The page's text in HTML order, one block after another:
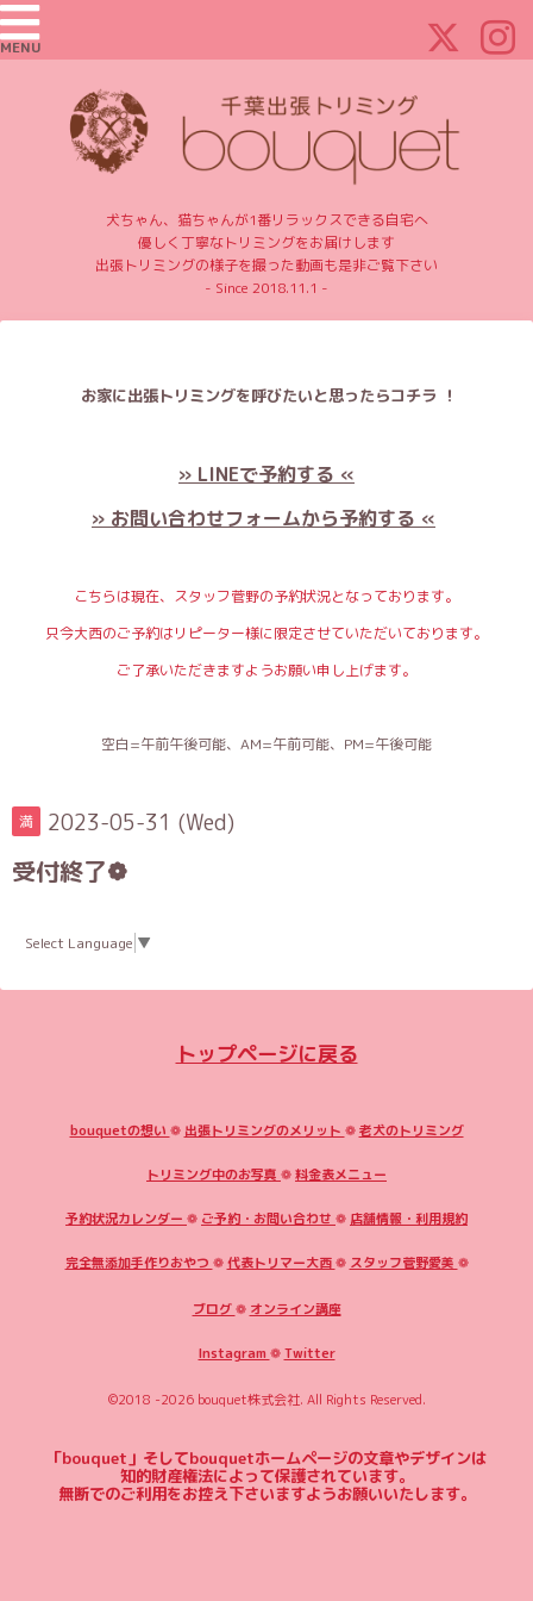
MENU
犬ちゃん、猫ちゃんが1番リラックスできる自宅へ
優しく丁寧なトリミングをお届けします
出張トリミングの様子を撮った動画も是非ご覧下さい
- Since 2018.11.1 -
お家に出張トリミングを呼びたいと思ったらコチラ ！
» LINEで予約する «
» お問い合わせフォームから予約する «
こちらは現在、スタッフ菅野の予約状況となっております。
只今大西のご予約はリピーター様に限定させていただいております。
ご了承いただきますようお願い申し上げます。
空白=午前午後可能、AM=午前可能、PM=午後可能
満 2023-05-31 (Wed)
受付終了❁
Select Language ▼
トップページに戻る
bouquetの想い ❁ 出張トリミングのメリット ❁老犬のトリミング
トリミング中のお写真 ❁料金表メニュー
予約状況カレンダー ❁ ご予約・お問い合わせ ❁ 店舗情報・利用規約
完全無添加手作りおやつ ❁代表トリマー大西❁ スタッフ菅野愛美 ❁
ブログ❁ オンライン講座
Instagram ❁Twitter
©2018 -2026 bouquet株式会社. All Rights Reserved.
「bouquet」そしてbouquetホームページの文章やデザインは
知的財産権法によって保護されています。
無断でのご利用をお控え下さいますようお願いいたします。